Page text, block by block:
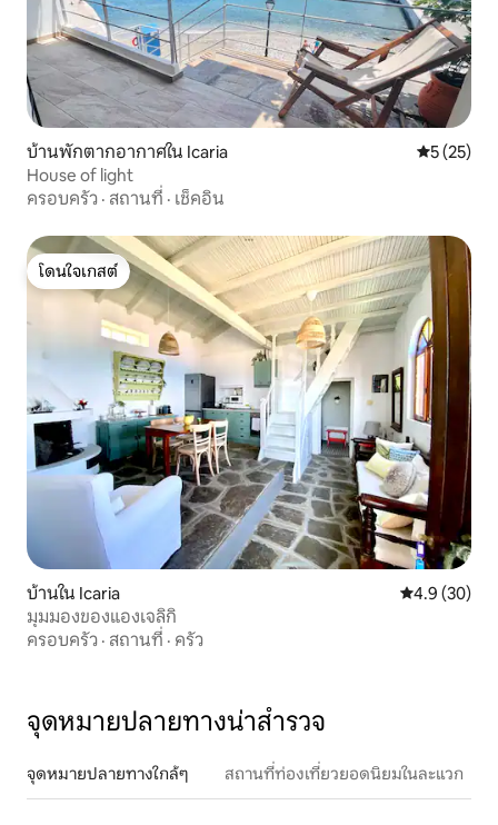
บ้านพักตากอากาศใน Icaria คะแนนเฉลี่
5 (25)
House of light
ครอบครัว · สถานที่ · เช็คอิน
โดนใจเกสต์
โดนใจเกสต์
บ้านใน Icaria คะแนนเฉลี่ย
4.9 (30)
มุมมองของแองเจลิกิ
ครอบครัว · สถานที่ · ครัว
จุดหมายปลายทางน่าสำรวจ
จุดหมายปลายทางใกล้ๆ สถานที่ท่องเที่ยวยอดนิยมในละแวก